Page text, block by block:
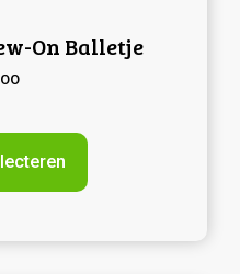
On Balletje